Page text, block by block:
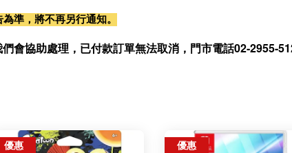
準，將不再另行通知。
會協助處理，已付款訂單無法取消，門市電話02-2955-
優惠 優惠